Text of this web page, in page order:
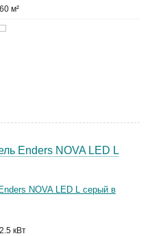
60 м²
Enders NOVA LED L
2.5 кВт